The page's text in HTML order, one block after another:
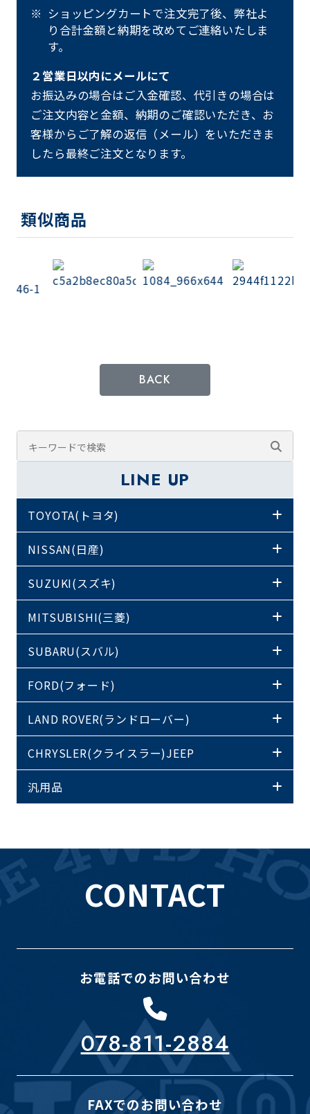
ショッピングカートで注文完了後、弊社よ
り合計金額と納期を改めてご連絡いたしま
す。
２営業日以内にメールにて
お振込みの場合はご入金確認、代引きの場合は
ご注文内容と金額、納期のご確認いただき、お
客様からご了解の返信（メール）をいただきま
したら最終ご注文となります。
類似商品
BACK
LINE UP
TOYOTA(トヨタ)
NISSAN(日産)
SUZUKI(スズキ)
MITSUBISHI(三菱)
SUBARU(スバル)
FORD(フォード)
LAND ROVER(ランドローバー)
CHRYSLER(クライスラー)JEEP
汎用品
CONTACT
お電話でのお問い合わせ
078-811-2884
FAXでのお問い合わせ